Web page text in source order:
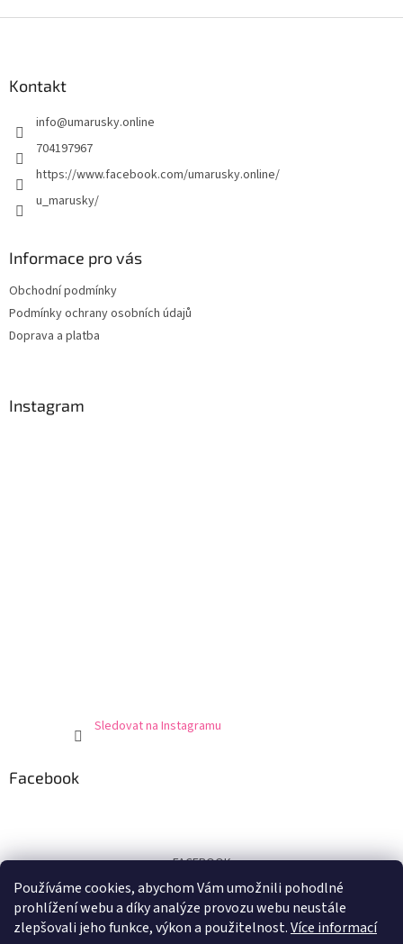
Používáme cookies, abychom Vám umožnili pohodlné
prohlížení webu a díky analýze provozu webu neustále
zlepšovali jeho funkce, výkon a použitelnost.Více informací
Kontakt
info@umarusky.online
704197967
https://www.facebook.com/umarusky.online/
u_marusky/
Informace pro vás
Obchodní podmínky
Podmínky ochrany osobních údajů
Doprava a platba
Instagram
Sledovat na Instagramu
Facebook
FACEBOOK
Certifikát